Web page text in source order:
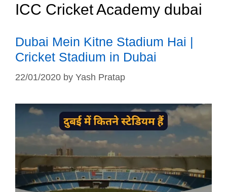
ICC Cricket Academy dubai
Dubai Mein Kitne Stadium Hai |
Cricket Stadium in Dubai
22/01/2020 by Yash Pratap